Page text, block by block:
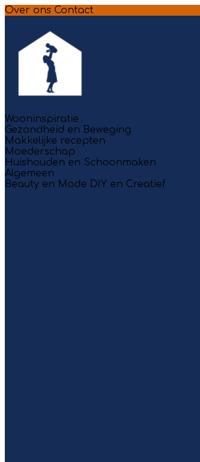
Over ons Contact
Wooninspiratie
Gezondheid en Beweging
Makkelijke recepten
Moederschap
Huishouden en Schoonmaken
Algemeen
Beauty en Mode
DIY en Creatief